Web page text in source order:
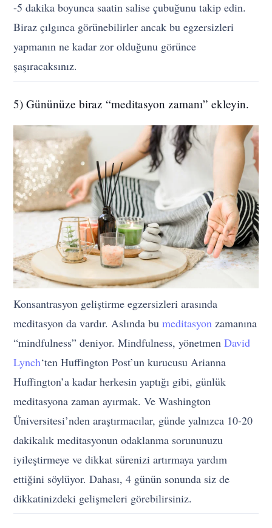
-5 dakika boyunca saatin salise çubuğunu takip edin.
Biraz çılgınca görünebilirler ancak bu egzersizleri
yapmanın ne kadar zor olduğunu görünce
şaşıracaksınız.
5) Gününüze biraz “meditasyon zamanı” ekleyin.
Konsantrasyon geliştirme egzersizleri arasında
meditasyon da vardır. Aslında bumeditasyon zamanına
“mindfulness” deniyor. Mindfulness, yönetmenDavid
Lynch‘ten Huffington Post’un kurucusu Arianna
Huffington’a kadar herkesin yaptığı gibi, günlük
meditasyona zaman ayırmak. Ve Washington
Üniversitesi’nden araştırmacılar, günde yalnızca 10-20
dakikalık meditasyonun odaklanma sorununuzu
iyileştirmeye ve dikkat sürenizi artırmaya yardım
ettiğini söylüyor. Dahası, 4 günün sonunda siz de
dikkatinizdeki gelişmeleri görebilirsiniz.